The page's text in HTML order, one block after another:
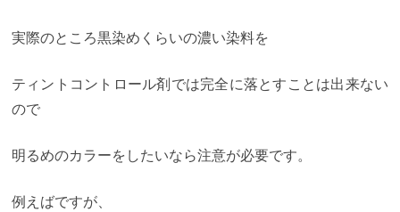
実際のところ黒染めくらいの濃い染料を
ティントコントロール剤では完全に落とすことは出来ない
ので
明るめのカラーをしたいなら注意が必要です。
例えばですが、